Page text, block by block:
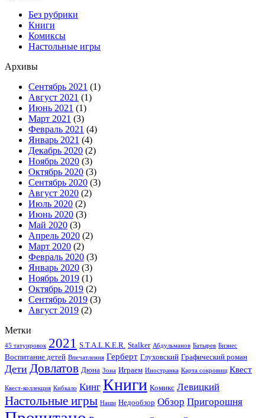
Без рубрики
Книги
Комиксы
Настольные игры
Архивы
Сентябрь 2021 (1)
Август 2021 (1)
Июнь 2021 (1)
Март 2021 (3)
Февраль 2021 (4)
Январь 2021 (4)
Декабрь 2020 (2)
Ноябрь 2020 (3)
Октябрь 2020 (3)
Сентябрь 2020 (3)
Август 2020 (2)
Июль 2020 (2)
Июнь 2020 (3)
Май 2020 (3)
Апрель 2020 (2)
Март 2020 (2)
Февраль 2020 (3)
Январь 2020 (3)
Ноябрь 2019 (1)
Октябрь 2019 (2)
Сентябрь 2019 (3)
Август 2019 (2)
Метки
45 татуировок 2021 S.T.A.L.K.E.R. Stalker Абдульманов Батырев Бизнес
Воспитание детей Впечатления Герберт Глуховский Графический роман
Дети Довлатов Дюна Зона Играем Иностранка Карта сокровищ Квест
Квест-коллекция Кибкало Кинг Книги Комикс Левицкий
Настольные игры Наши Недообзор Обзор Пригорошня